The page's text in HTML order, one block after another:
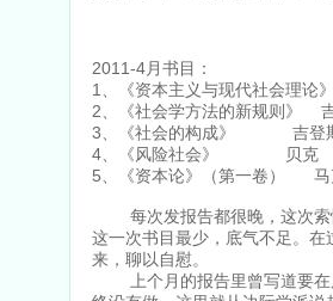
2011-4月书目：
1、《资本主义与现代社会理论
2、《社会学方法的新规则》
3、《社会的构成》 吉登
4、《风险社会》 贝克
5、《资本论》（第一卷） 马
每次发报告都很晚，这次索
这一次书目最少，底气不足。
来，聊以自慰。
上个月的报告里曾写道要在